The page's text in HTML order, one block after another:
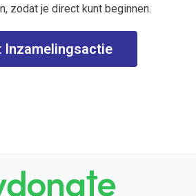
zodat je direct kunt beginnen.
Inzamelingsactie